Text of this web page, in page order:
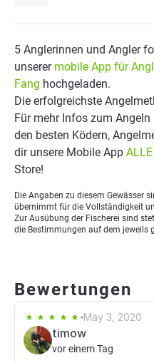
5 Anglerinnen und Angler
unserer mobile App für
Fang hochgeladen.
Die erfolgreichste
Für mehr Infos zum
den besten Ködern,
dir unsere Mobile App
Store!
Die Angaben zu diesem Gewässer
übernimmt für die Vollständigkeit
Zur Ausübung der Fischerei sind
die Bestimmungen auf dem jeweils
Bewertungen
May 3, 2020
timow
vor einem Tag